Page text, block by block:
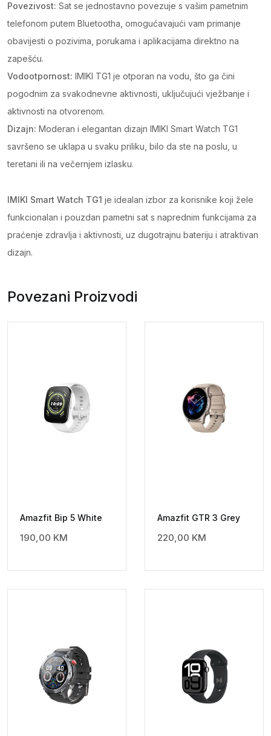
Povezivost: Sat se jednostavno povezuje s vašim pametnim
telefonom putem Bluetootha, omogućavajući vam primanje
obavijesti o pozivima, porukama i aplikacijama direktno na
zapešću.
Vodootpornost: IMIKI TG1 je otporan na vodu, što ga čini
pogodnim za svakodnevne aktivnosti, uključujući vježbanje i
aktivnosti na otvorenom.
Dizajn: Moderan i elegantan dizajn IMIKI Smart Watch TG1
savršeno se uklapa u svaku priliku, bilo da ste na poslu, u
teretani ili na večernjem izlasku.
IMIKI Smart Watch TG1 je idealan izbor za korisnike koji žele
funkcionalan i pouzdan pametni sat s naprednim funkcijama za
praćenje zdravlja i aktivnosti, uz dugotrajnu bateriju i atraktivan
dizajn.
Povezani Proizvodi
Amazfit Bip 5 White
190,00 KM
Amazfit GTR 3 Grey
220,00 KM